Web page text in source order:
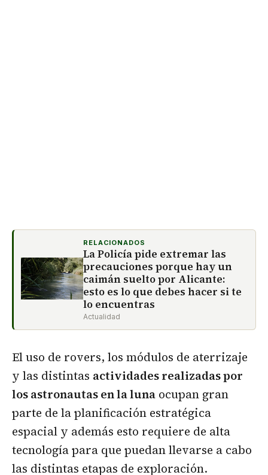
RELACIONADOS
La Policía pide extremar las
precauciones porque hay un
caimán suelto por Alicante:
esto es lo que debes hacer si te
lo encuentras
Actualidad
El uso de rovers, los módulos de aterrizaje
y las distintas actividades realizadas por
los astronautas en la luna ocupan gran
parte de la planificación estratégica
espacial y además esto requiere de alta
tecnología para que puedan llevarse a cabo
las distintas etapas de exploración.